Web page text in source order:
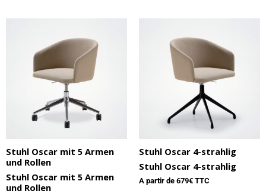
Stuhl Oscar mit 5 Armen
und Rollen
Stuhl Oscar mit 5 Armen
und Rollen
Stuhl Oscar 4-strahlig
Stuhl Oscar 4-strahlig
A partir de 679€ TTC